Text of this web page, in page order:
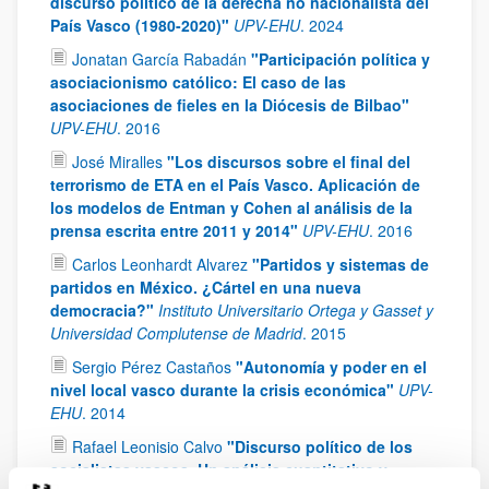
País Vasco (1980-2020)" UPV-EHU. 2024
Jonatan García Rabadán "Participación política y
asociacionismo católico: El caso de las
asociaciones de fieles en la Diócesis de Bilbao"
UPV-EHU. 2016
José Miralles "Los discursos sobre el final del
terrorismo de ETA en el País Vasco. Aplicación de
los modelos de Entman y Cohen al análisis de la
prensa escrita entre 2011 y 2014" UPV-EHU. 2016
Carlos Leonhardt Alvarez "Partidos y sistemas de
partidos en México. ¿Cártel en una nueva
democracia?" Instituto Universitario Ortega y Gasset y
Universidad Complutense de Madrid. 2015
Sergio Pérez Castaños "Autonomía y poder en el
nivel local vasco durante la crisis económica" UPV-
EHU. 2014
Rafael Leonisio Calvo "Discurso político de los
socialistas vascos. Un análisis cuantitativo y